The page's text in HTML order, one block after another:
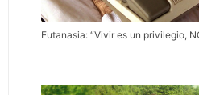
Eutanasia: “Vivir es un privilegio,